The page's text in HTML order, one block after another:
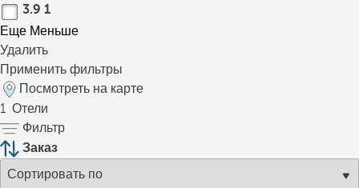
3.9 1
Еще Меньше
Удалить
Применить фильтры
Посмотреть на карте
1 Отели
Фильтр
Заказ